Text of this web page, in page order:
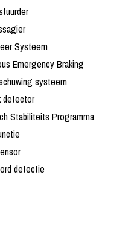
Systeem
Emergency Braking
systeem
detector
Stabiliteits Programma
detectie